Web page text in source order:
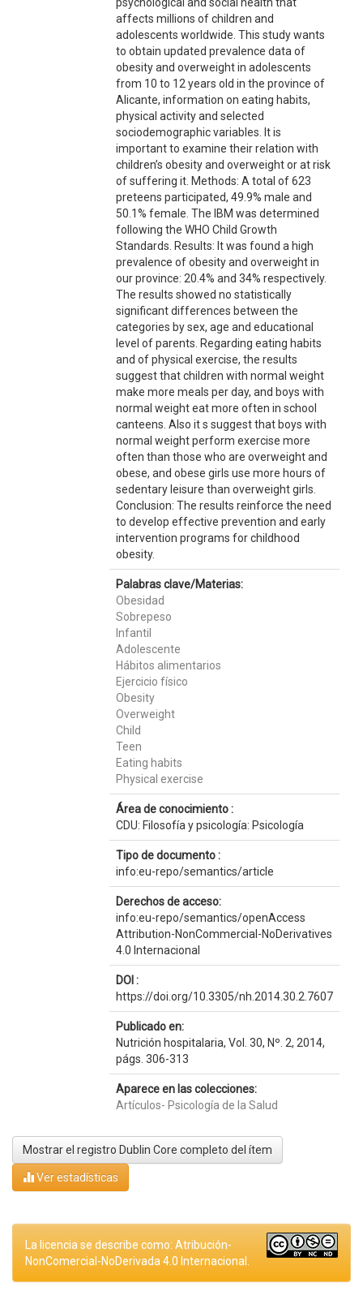
affects millions of children and
adolescents worldwide. This study wants
to obtain updated prevalence data of
obesity and overweight in adolescents
from 10 to 12 years old in the province of
Alicante, information on eating habits,
physical activity and selected
sociodemographic variables. It is
important to examine their relation with
children’s obesity and overweight or at risk
of suffering it. Methods: A total of 623
preteens participated, 49.9% male and
50.1% female. The IBM was determined
following the WHO Child Growth
Standards. Results: It was found a high
prevalence of obesity and overweight in
our province: 20.4% and 34% respectively.
The results showed no statistically
significant differences between the
categories by sex, age and educational
level of parents. Regarding eating habits
and of physical exercise, the results
suggest that children with normal weight
make more meals per day, and boys with
normal weight eat more often in school
canteens. Also it s suggest that boys with
normal weight perform exercise more
often than those who are overweight and
obese, and obese girls use more hours of
sedentary leisure than overweight girls.
Conclusion: The results reinforce the need
to develop effective prevention and early
intervention programs for childhood
obesity.
Palabras clave/Materias:
Obesidad
Sobrepeso
Infantil
Adolescente
Hábitos alimentarios
Ejercicio físico
Obesity
Overweight
Child
Teen
Eating habits
Physical exercise
Área de conocimiento :
CDU: Filosofía y psicología: Psicología
Tipo de documento :
info:eu-repo/semantics/article
Derechos de acceso:
info:eu-repo/semantics/openAccess
Attribution-NonCommercial-NoDerivatives
4.0 Internacional
DOI :
https://doi.org/10.3305/nh.2014.30.2.7607
Publicado en:
Nutrición hospitalaria, Vol. 30, Nº. 2, 2014,
págs. 306-313
Aparece en las colecciones:
Artículos- Psicología de la Salud
Mostrar el registro Dublin Core completo del ítem
Ver estadísticas
La licencia se describe como: Atribución-
NonComercial-NoDerivada 4.0 Internacional.